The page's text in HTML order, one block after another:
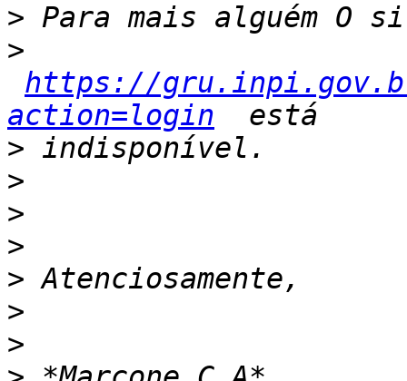
>
>
https://
action=login
>
>
>
>
>
>
>